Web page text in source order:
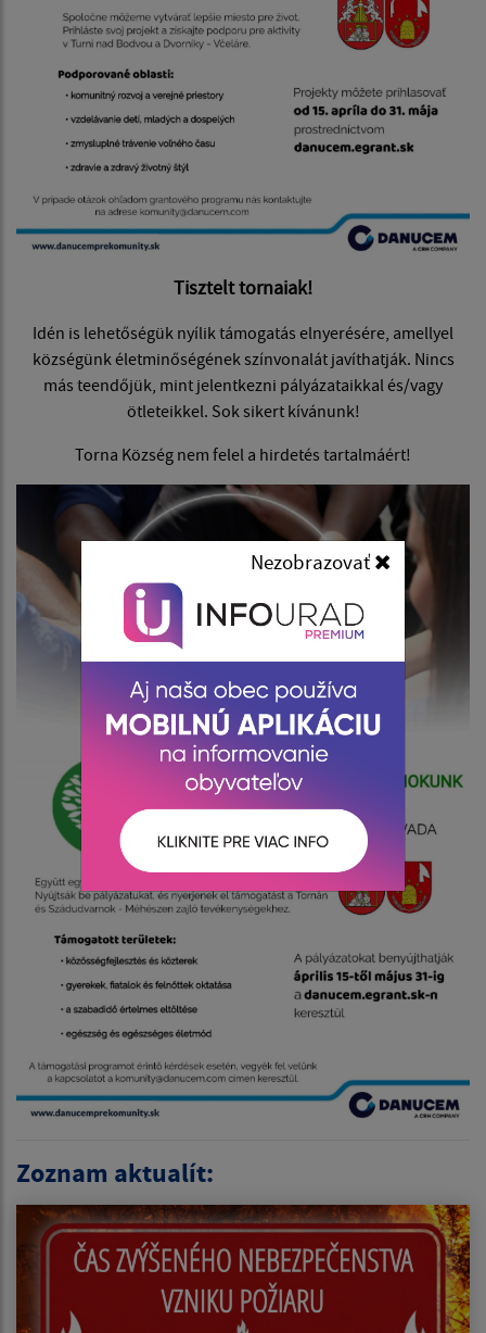
Nezobrazovať
Tisztelt tornaiak!
Idén is lehetőségük nyílik támogatás elnyerésére, amellyel
községünk életminőségének színvonalát javíthatják. Nincs
más teendőjük, mint jelentkezni pályázataikkal és/vagy
ötleteikkel. Sok sikert kívánunk!
Torna Község nem felel a hirdetés tartalmáért!
Zoznam aktualít: